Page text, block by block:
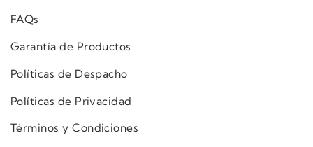
FAQs
Garantía de Productos
Políticas de Despacho
Políticas de Privacidad
Términos y Condiciones